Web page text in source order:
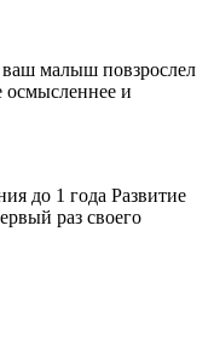
ваш малыш повзрослел
осмысленнее и
до 1 года Развитие
раз своего